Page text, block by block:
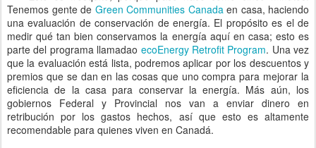
Tenemos gente de Green Communities Canada en casa, haciendo
una evaluación de conservación de energía. El propósito es el de
medir qué tan bien conservamos la energía aquí en casa; esto es
parte del programa llamadao ecoEnergy Retrofit Program. Una vez
que la evaluación está lista, podremos aplicar por los descuentos y
premios que se dan en las cosas que uno compra para mejorar la
eficiencia de la casa para conservar la energía. Más aún, los
gobiernos Federal y Provincial nos van a enviar dinero en
retribución por los gastos hechos, así que esto es altamente
recomendable para quienes viven en Canadá.